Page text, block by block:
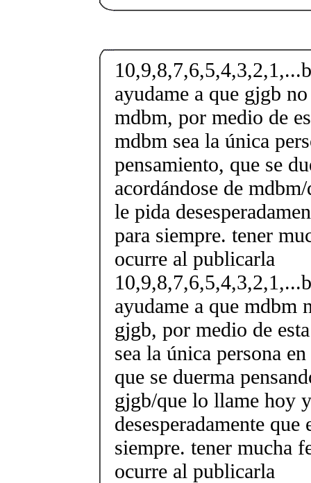
ayudame a que gjgb
mdbm, por medio de
mdbm sea la única
pensamiento, que se
acordándose de
le pida
para siempre. tener
ocurre al publicarla
ayudame a que mdbm
gjgb, por medio de
sea la única persona
que se duerma
gjgb/que lo llame hoy
desesperadamente que
siempre. tener mucha
ocurre al publicarla